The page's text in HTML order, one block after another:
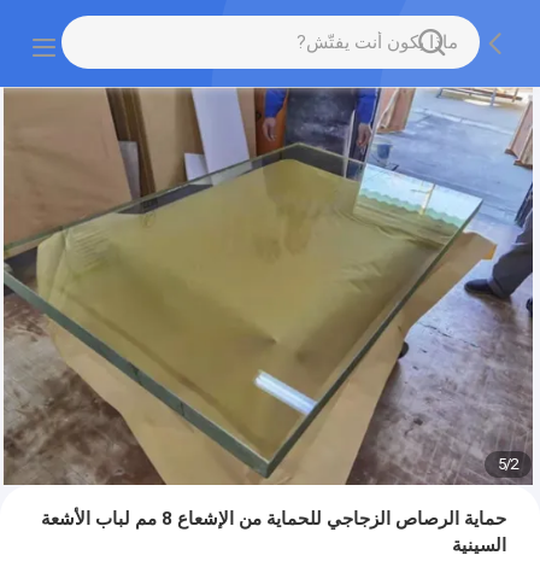
2
/
5
حماية الرصاص الزجاجي للحماية من الإشعاع 8 مم لباب الأشعة
السينية